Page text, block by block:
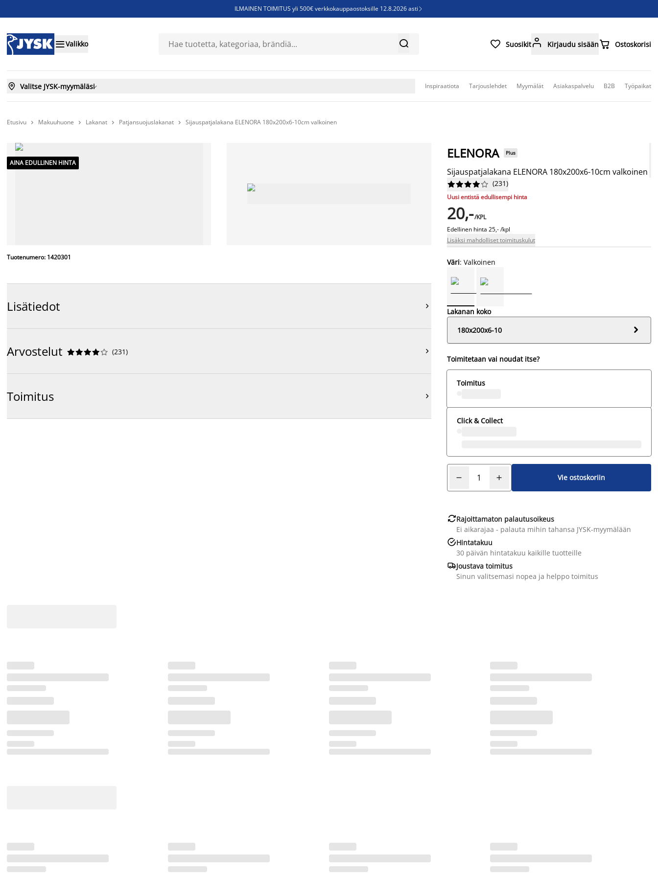
ILMAINEN TOIMITUS yli 500€ verkkokauppaostoksille 12.8.2026 asti 
Sijauspatjoja - Säästä jopa 60%
Valikko   Suosikit Kirjaudu sisään Ostoskorisi
 Valitse JYSK-myymäläsi Inspiraatiota Tarjouslehdet Myymälät Asiakaspalvelu B2B Työpaikat
Etusivu  Makuuhuone  Lakanat  Patjansuojuslakanat  Sijauspatjalakana ELENORA 180x200x6-10cm valkoinen
AINA EDULLINEN HINTA
Tuotenumero: 1420301
Lisätiedot 
Arvostelut 




 (231) 
Toimitus 
ELENORA Plus
Sijauspatjalakana ELENORA 180x200x6-10cm valkoinen





 (231)
Uusi entistä edullisempi hinta
20,-/KPL
Edellinen hinta 25,- /kpl
Lisäksi mahdolliset toimituskulut
Väri: Valkoinen
Lakanan koko
180x200x6-10

Toimitetaan vai noudat itse?
Toimitus
Click & Collect
Vie ostoskoriin
Rajoittamaton palautusoikeus
Ei aikarajaa - palauta mihin tahansa JYSK-myymälään
Hintatakuu
30 päivän hintatakuu kaikille tuotteille
Joustava toimitus
Sinun valitsemasi nopea ja helppo toimitus